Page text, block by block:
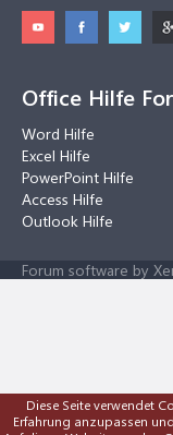
Office Hilfe
Word Hilfe
Excel Hilfe
PowerPoint Hilfe
Access Hilfe
Outlook Hilfe
Forum software by
Diese Seite verwendet
Erfahrung anzupassen